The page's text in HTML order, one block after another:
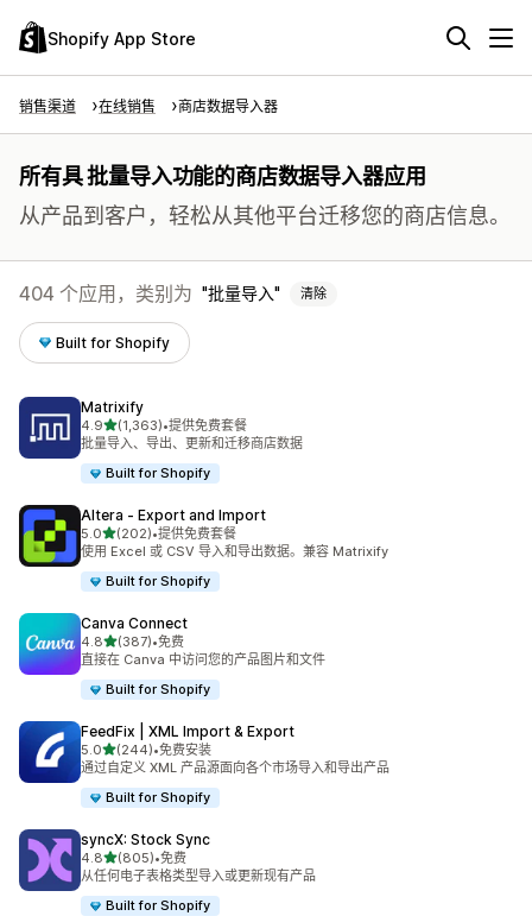
Shopify App Store
销售渠道 在线销售 商店数据导入器
所有具 批量导入功能的商店数据导入器应用
从产品到客户，轻松从其他平台迁移您的商店信息。
404 个应用，类别为 批量导入 清除
Built for Shopify
Matrixify
4.9星（满分 5 星）
(1,363)
总共 1363 条评论
•提供免费套餐
批量导入、导出、更新和迁移商店数据
Built for Shopify
Altera ‑ Export and Import
5.0星（满分 5 星）
(202)
总共 202 条评论
•提供免费套餐
使用 Excel 或 CSV 导入和导出数据。兼容 Matrixify
Built for Shopify
Canva Connect
4.8星（满分 5 星）
(387)
总共 387 条评论
•免费
直接在 Canva 中访问您的产品图片和文件
Built for Shopify
FeedFix | XML Import & Export
5.0星（满分 5 星）
(244)
总共 244 条评论
•免费安装
通过自定义 XML 产品源面向各个市场导入和导出产品
Built for Shopify
syncX: Stock Sync
4.8星（满分 5 星）
(805)
总共 805 条评论
•免费
从任何电子表格类型导入或更新现有产品
Built for Shopify